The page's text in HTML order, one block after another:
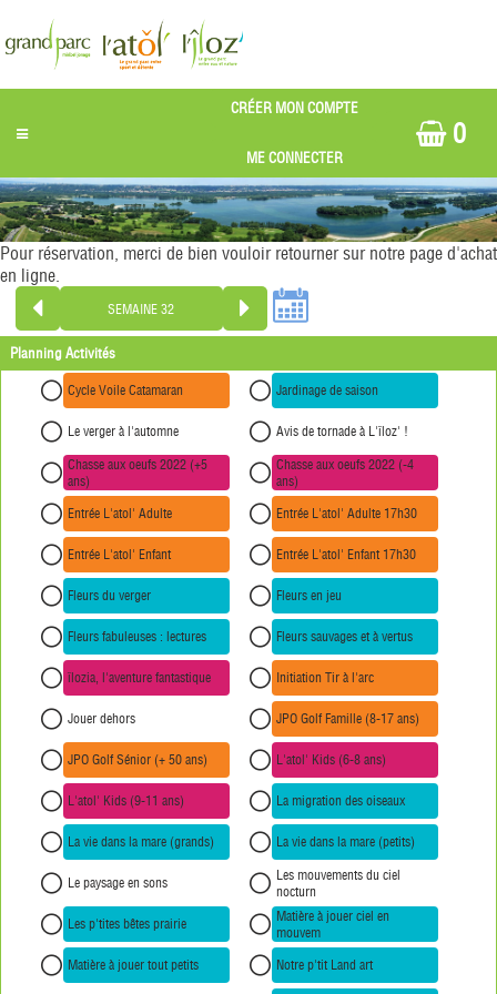
0
Pour réservation, merci de bien vouloir retourner sur notre page d'achat
en ligne.
Planning Activités
Cycle Voile Catamaran Jardinage de saison
Le verger à l'automne
Avis de tornade à L'îloz' !
Chasse aux oeufs 2022 (+5
ans)
Chasse aux oeufs 2022 (-4
ans)
Entrée L'atol' Adulte
Entrée L'atol' Adulte 17h30
Entrée L'atol' Enfant Entrée L'atol' Enfant 17h30
Fleurs du verger Fleurs en jeu
Fleurs fabuleuses : lectures Fleurs sauvages et à vertus
îlozia, l'aventure fantastique Initiation Tir à l'arc
Jouer dehors JPO Golf Famille (8-17 ans)
JPO Golf Sénior (+ 50 ans) L'atol' Kids (6-8 ans)
L'atol' Kids (9-11 ans) La migration des oiseaux
La vie dans la mare (grands) La vie dans la mare (petits)
Le paysage en sons
Les mouvements du ciel
nocturn
Les p'tites bêtes prairie
Matière à jouer ciel en
mouvem
Matière à jouer tout petits
Notre p'tit Land art